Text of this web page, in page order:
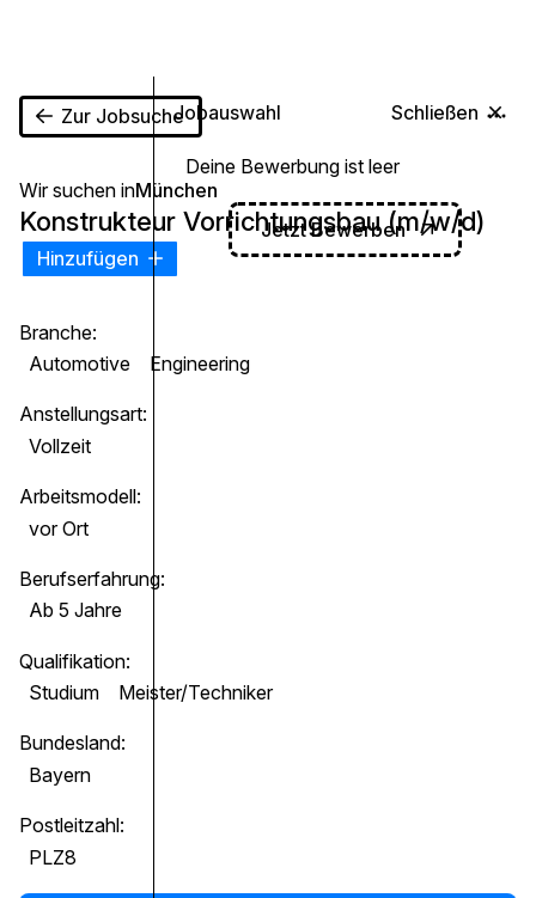
Jobauswahl Schließen
Deine Bewerbung ist leer
Jetzt Bewerben
Zur Jobsuche
Wir suchen inMünchen
Konstrukteur Vorrichtungsbau (m/w/d)
Hinzufügen
Branche:
Automotive
Engineering
Anstellungsart:
Vollzeit
Arbeitsmodell:
vor Ort
Berufserfahrung:
Ab 5 Jahre
Qualifikation:
Studium
Meister/Techniker
Bundesland:
Bayern
Postleitzahl:
PLZ8